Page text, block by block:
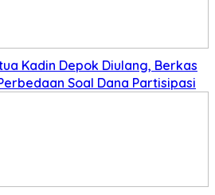
Kadin Depok Diulang, Berkas
Soal Dana Partisipasi